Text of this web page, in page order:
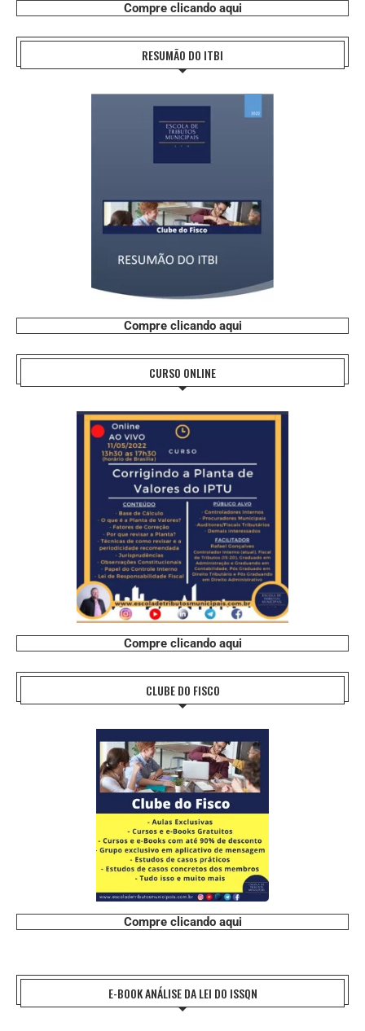
Compre clicando aqui
RESUMÃO DO ITBI
Compre clicando aqui
CURSO ONLINE
Compre clicando aqui
CLUBE DO FISCO
Compre clicando aqui
E-BOOK ANÁLISE DA LEI DO ISSQN